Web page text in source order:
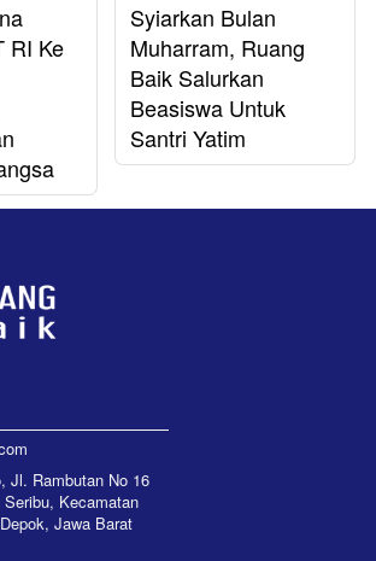
RI Ke
Syiarkan Bulan
Muharram, Ruang
Baik Salurkan
Beasiswa Untuk
Santri Yatim
Jl. Rambutan No 16
Seribu, Kecamatan
Jawa Barat